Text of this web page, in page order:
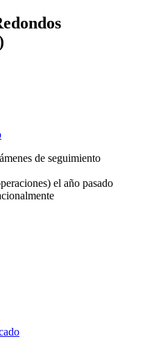
de seguimiento
el año pasado